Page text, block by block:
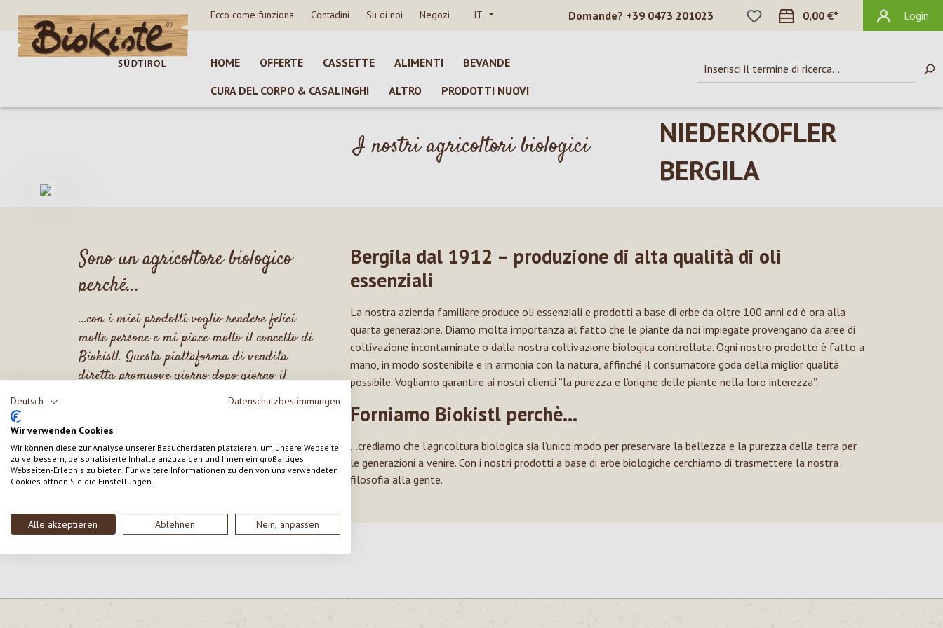
Deutsch Datenschutzbestimmungen
Wir verwenden Cookies
Wir können diese zur Analyse unserer Besucherdaten platzieren, um unsere Webseite
zu verbessern, personalisierte Inhalte anzuzeigen und Ihnen ein großartiges
Webseiten-Erlebnis zu bieten. Für weitere Informationen zu den von uns verwendeten
Cookies öffnen Sie die Einstellungen.
Alle akzeptieren Ablehnen Nein, anpassen
al contenuto principale
Salta alla ricerca
Passa alla navigazione principale Ecco come funziona Contadini Su di noi Negozi IT Domande? +39 0473 201023
HAI 0 ARTICOLI NELLA LISTA DEI
0,00 €* Login
HOME OFFERTE CASSETTE ALIMENTI
BEVANDE
CURA DEL CORPO & CASALINGHI
ALTRO PRODOTTI NUOVI
I nostri agricoltori biologici
Issengo, Falzes
FAMIGLIA
NIEDERKOFLER
BERGILA
Sono un agricoltore biologico
perché...
...con i miei prodotti voglio rendere felici
molte persone e mi piace molto il concetto di
Biokistl. Questa piattaforma di vendita
diretta promuove giorno dopo giorno il
consumo consapevole e lo shopping
Bergila dal 1912 – produzione di alta qualità di oli
essenziali
La nostra azienda familiare produce oli essenziali e prodotti a base di erbe da oltre 100 anni ed è ora alla
quarta generazione. Diamo molta importanza al fatto che le piante da noi impiegate provengano da aree di
coltivazione incontaminate o dalla nostra coltivazione biologica controllata. Ogni nostro prodotto è fatto a
mano, in modo sostenibile e in armonia con la natura, affinché il consumatore goda della miglior qualità
possibile. Vogliamo garantire ai nostri clienti “la purezza e l’origine delle piante nella loro interezza”.
Forniamo Biokistl perchè…
...crediamo che l’agricoltura biologica sia l’unico modo per preservare la bellezza e la purezza della terra per
le generazioni a venire. Con i nostri prodotti a base di erbe biologiche cerchiamo di trasmettere la nostra
filosofia alla gente.